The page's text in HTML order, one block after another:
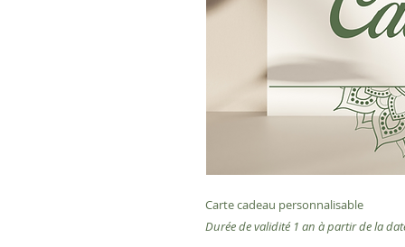
Carte cadeau personnalisable
Durée de validité 1 an à partir de la